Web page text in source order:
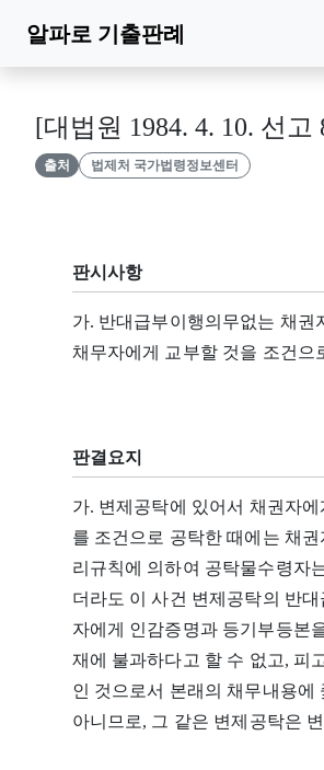
알파로 기출판례
[대법원 1984. 4. 10. 선고
출처 법제처 국가법령정보센터
판시사항
가. 반대급부이행의무없는 채
채무자에게 교부할 것을 조건으
판결요지
가. 변제공탁에 있어서 채권자
를 조건으로 공탁한 때에는 채
리규칙에 의하여 공탁물수령자
더라도 이 사건 변제공탁의 반
자에게 인감증명과 등기부등본
재에 불과하다고 할 수 없고, 피
인 것으로서 본래의 채무내용에
아니므로, 그 같은 변제공탁은